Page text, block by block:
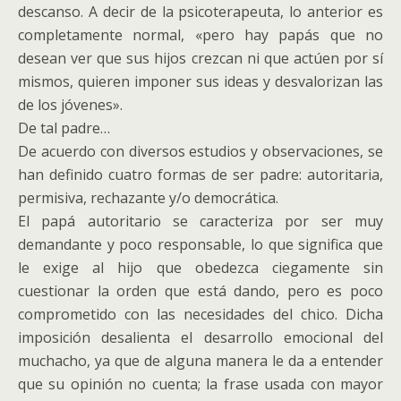
descanso. A decir de la psicoterapeuta, lo anterior es
completamente normal, «pero hay papás que no
desean ver que sus hijos crezcan ni que actúen por sí
mismos, quieren imponer sus ideas y desvalorizan las
de los jóvenes».
De tal padre…
De acuerdo con diversos estudios y observaciones, se
han definido cuatro formas de ser padre: autoritaria,
permisiva, rechazante y/o democrática.
El papá autoritario se caracteriza por ser muy
demandante y poco responsable, lo que significa que
le exige al hijo que obedezca ciegamente sin
cuestionar la orden que está dando, pero es poco
comprometido con las necesidades del chico. Dicha
imposición desalienta el desarrollo emocional del
muchacho, ya que de alguna manera le da a entender
que su opinión no cuenta; la frase usada con mayor